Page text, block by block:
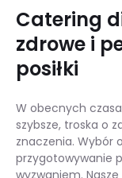
Catering
zdrowe i
posiłki
W obecnych
szybsze, troska o
znaczenia. Wybór
przygotowywanie
wyzwaniem.